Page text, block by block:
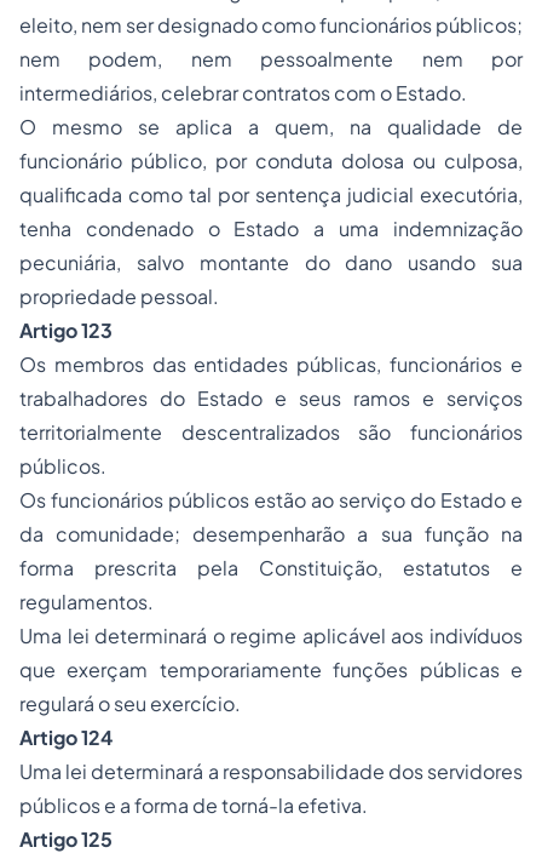
eleito, nem ser designado como funcionários públicos;
nem podem, nem pessoalmente nem por
intermediários, celebrar contratos com o Estado.
O mesmo se aplica a quem, na qualidade de
funcionário público, por conduta dolosa ou culposa,
qualificada como tal por sentença judicial executória,
tenha condenado o Estado a uma indemnização
pecuniária, salvo montante do dano usando sua
propriedade pessoal.
Artigo 123
Os membros das entidades públicas, funcionários e
trabalhadores do Estado e seus ramos e serviços
territorialmente descentralizados são funcionários
públicos.
Os funcionários públicos estão ao serviço do Estado e
da comunidade; desempenharão a sua função na
forma prescrita pela Constituição, estatutos e
regulamentos.
Uma lei determinará o regime aplicável aos indivíduos
que exerçam temporariamente funções públicas e
regulará o seu exercício.
Artigo 124
Uma lei determinará a responsabilidade dos servidores
públicos e a forma de torná-la efetiva.
Artigo 125